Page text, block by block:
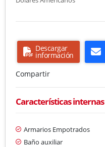
Descargar
información
Compartir
Características internas
Armarios Empotrados
Baño auxiliar